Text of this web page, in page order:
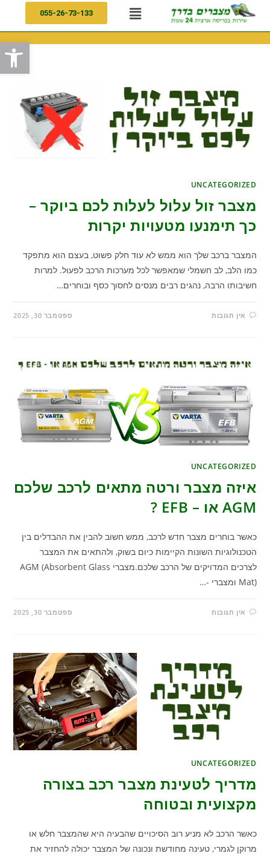
055-26-73-133
UNCATEGORIZED
מצבר זול עלול לעלות לכם ביוקר –
כך תימנעו מטעויות יקרות
המצבר ברכב שלך הוא ממש לא עוד חלק פשוט, בעצם הוא מתפקד
כמו הלב, לב חשמלי שמאפשר לכל מערכות הרכב לפעול. למרות
חשיבותו הרבה, נהגים רבים מנסים לחסוך כסף ובוחרים…
אין תגובות ספטמבר 30, 2025
UNCATEGORIZED
איזה מצבר ורטה מתאים לרכב שלכם
AGM או – EFB ?
כאשר בוחרים מצבר חדש לרכב, ממש חשוב להבין את ההבדלים בין
הטכנולוגיות השונות הקיימות כיום בשוק, ולהתאים את המצבר
לצרכים המדויקים של הרכב שלכם.מצברי AGM (Absorbent Glass
Mat) ומצברי -…
אין תגובות ספטמבר 30, 2025
UNCATEGORIZED
מדריך לטעינת מצבר רכב בצורה
מקצועית ובטוחה
כאשר הרכב לא מניע רוב הסיכויים שהבעיה היא שהמצבר חלש או
מרוקן לגמרי, טעינה מחודשת ונכונה של המצבר יכולה להחזיר את